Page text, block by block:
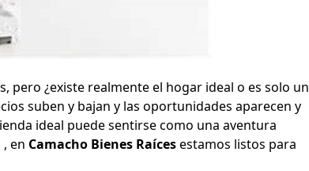
pero ¿existe realmente el hogar ideal o es solo un
suben y bajan y las oportunidades aparecen y
ideal puede sentirse como una aventura
en Camacho Bienes Raícesestamos listos para